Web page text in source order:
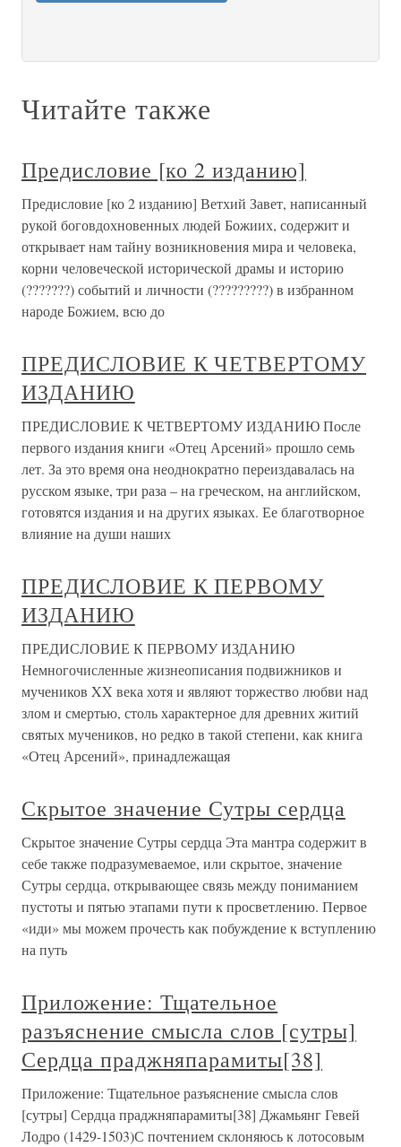
Читайте также
Предисловие [ко 2 изданию]
Предисловие [ко 2 изданию] Ветхий Завет, написанный
рукой боговдохновенных людей Божиих, содержит и
открывает нам тайну возникновения мира и человека,
корни человеческой исторической драмы и историю
(???????) событий и личности (?????????) в избранном
народе Божием, всю до
ПРЕДИСЛОВИЕ К ЧЕТВЕРТОМУ
ИЗДАНИЮ
ПРЕДИСЛОВИЕ К ЧЕТВЕРТОМУ ИЗДАНИЮ После
первого издания книги «Отец Арсений» прошло семь
лет. За это время она неоднократно переиздавалась на
русском языке, три раза – на греческом, на английском,
готовятся издания и на других языках. Ее благотворное
влияние на души наших
ПРЕДИСЛОВИЕ К ПЕРВОМУ
ИЗДАНИЮ
ПРЕДИСЛОВИЕ К ПЕРВОМУ ИЗДАНИЮ
Немногочисленные жизнеописания подвижников и
мучеников XX века хотя и являют торжество любви над
злом и смертью, столь характерное для древних житий
святых мучеников, но редко в такой степени, как книга
«Отец Арсений», принадлежащая
Скрытое значение Сутры сердца
Скрытое значение Сутры сердца Эта мантра содержит в
себе также подразумеваемое, или скрытое, значение
Сутры сердца, открывающее связь между пониманием
пустоты и пятью этапами пути к просветлению. Первое
«иди» мы можем прочесть как побуждение к вступлению
на путь
Приложение: Тщательное
разъяснение смысла слов [сутры]
Сердца праджняпарамиты[38]
Приложение: Тщательное разъяснение смысла слов
[сутры] Сердца праджняпарамиты[38] Джамьянг Гевей
Лодро (1429-1503)С почтением склоняюсь к лотосовым